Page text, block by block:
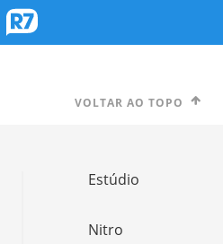
VOLTAR AO TOPO
Estúdio
Nitro